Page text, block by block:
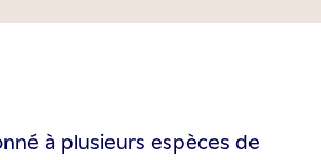
à plusieurs espèces de